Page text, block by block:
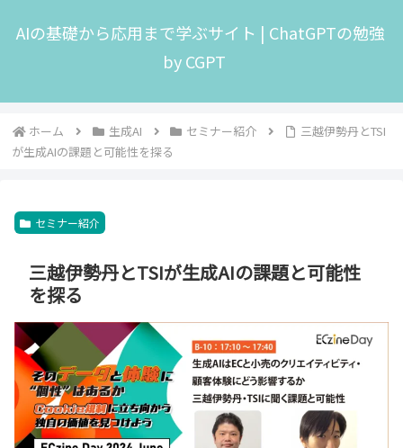
AIの基礎から応用まで学ぶサイト | ChatGPTの勉強
by CGPT
ホーム 生成AI セミナー紹介
三越伊勢丹とTSI
が生成AIの課題と可能性を探る
セミナー紹介
三越伊勢丹とTSIが生成AIの課題と可能性
を探る